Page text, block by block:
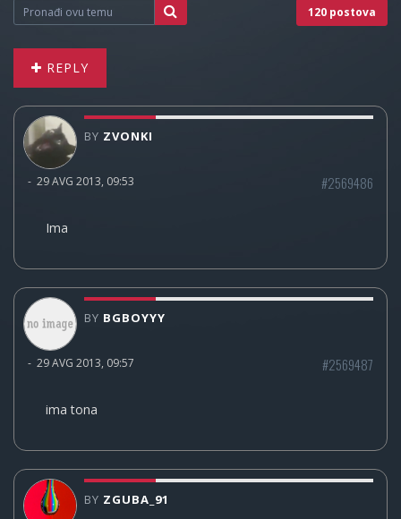
120 postova
REPLY
BY ZVONKI
- 29 AVG 2013, 09:53 #2569486
Ima
BY BGBOYYY
- 29 AVG 2013, 09:57 #2569487
ima tona
BY ZGUBA_91